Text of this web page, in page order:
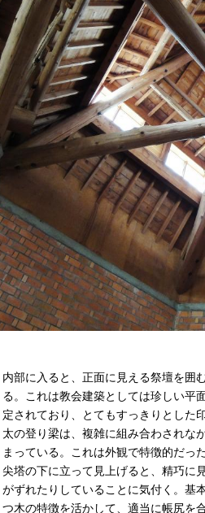
内部に入ると、正面に見える祭壇を囲
る。これは教会建築としては珍しい平
定されており、とてもすっきりとした
太の登り梁は、複雑に組み合わされな
まっている。これは外観で特徴的だっ
尖塔の下に立って見上げると、精巧に
がずれたりしていることに気付く。基
つ木の特徴を活かして、適当に帳尻を